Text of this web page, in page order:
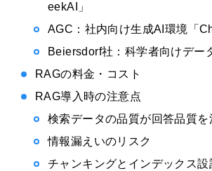
eekAI」
AGC：社内向け生成AI環境「
Beiersdorf社：科学者向けデー
RAGの料金・コスト
RAG導入時の注意点
検索データの品質が回答品質を
情報漏えいのリスク
チャンキングとインデックス